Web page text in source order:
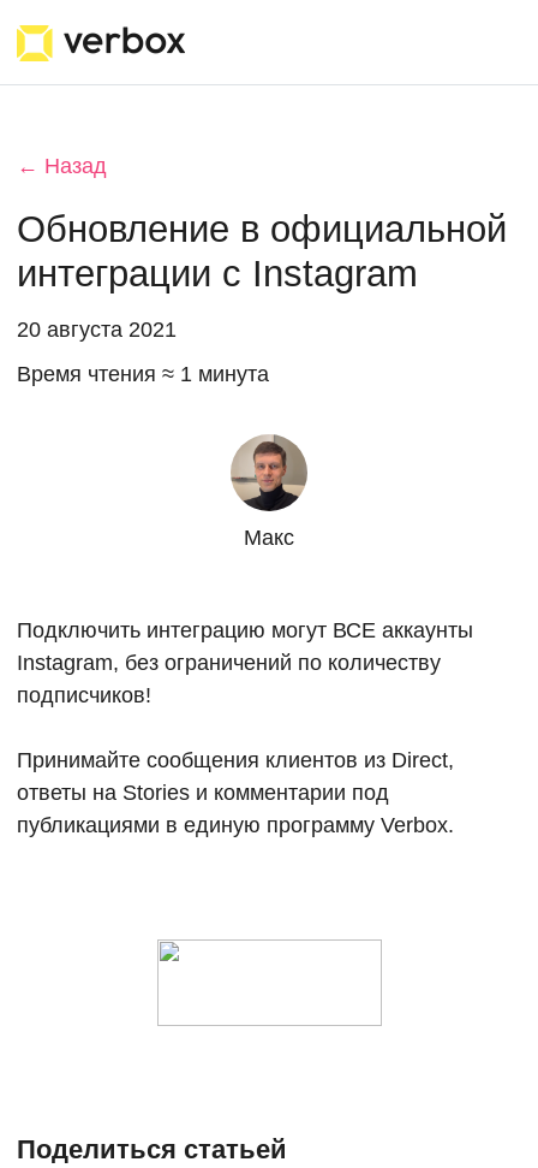
← Назад
Обновление в официальной
интеграции c Instagram
20 августа 2021
Время чтения ≈ 1 минута
Макс
Подключить интеграцию могут ВСЕ аккаунты
Instagram, без ограничений по количеству
подписчиков!
Принимайте сообщения клиентов из Direct,
ответы на Stories и комментарии под
публикациями в единую программу Verbox.
Поделиться статьей